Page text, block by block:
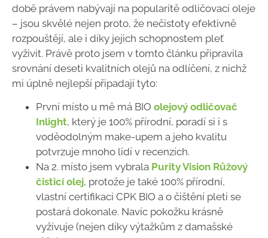
době právem nabývají na popularitě odličovací oleje
– jsou skvělé nejen proto, že nečistoty efektivně
rozpouštějí, ale i díky jejich schopnostem pleť
vyživit. Právě proto jsem v tomto článku připravila
srovnání deseti kvalitních olejů na odlíčení, z nichž
mi úplně nejlepší připadají tyto:
První místo u mě má BIO olejový odličovač
Inlight, který je 100% přírodní, poradí si i s
voděodolným make-upem a jeho kvalitu
potvrzuje mnoho lidí v recenzích.
Na 2. místo jsem vybrala Purity Vision Růžový
čisticí olej, protože je také 100% přírodní,
vlastní certifikaci CPK BIO a o čištění pleti se
postará dokonale. Navíc pokožku krásně
vyživuje (nejen díky výtažkům z damašské